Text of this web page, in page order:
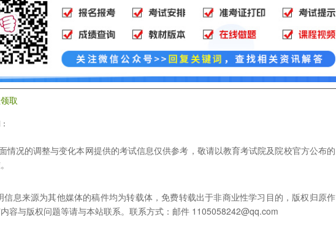
取
情况的调整与变化本网提供的考试信息仅供参考，敬请以教育考试院及院校官方公布的
信息来源为其他媒体的稿件均为转载体，免费转载出于非商业性学习目的，版权归原作
容与版权问题等请与本站联系。联系方式：邮件 1105058242@qq.com